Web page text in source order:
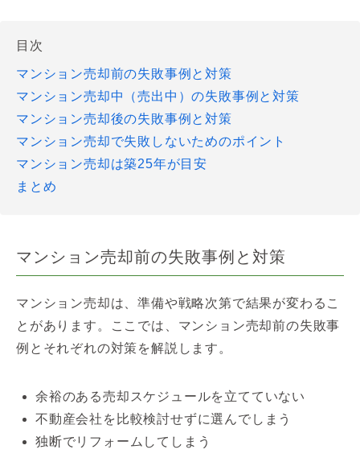
目次
マンション売却前の失敗事例と対策
マンション売却中（売出中）の失敗事例と対策
マンション売却後の失敗事例と対策
マンション売却で失敗しないためのポイント
マンション売却は築25年が目安
まとめ
マンション売却前の失敗事例と対策
マンション売却は、準備や戦略次第で結果が変わるこ
とがあります。ここでは、マンション売却前の失敗事
例とそれぞれの対策を解説します。
余裕のある売却スケジュールを立てていない
不動産会社を比較検討せずに選んでしまう
独断でリフォームしてしまう